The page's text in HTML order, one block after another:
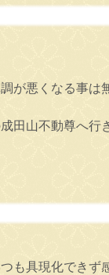
が悪くなる事は
山不動尊へ行
も具現化でき